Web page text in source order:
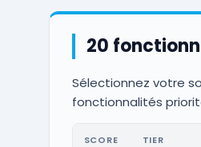
20
Sélectionnez votre
fonctionnalités
SCORE TIER